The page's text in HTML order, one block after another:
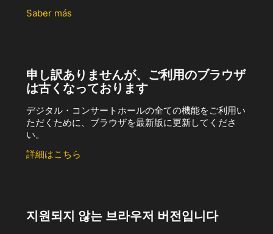
Saber más
申し訳ありませんが、ご利用のブラウザ
は古くなっております
デジタル・コンサートホールの全ての機能をご利用い
ただくために、ブラウザを最新版に更新してくださ
い。
詳細はこちら
지원되지 않는 브라우저 버전입니다